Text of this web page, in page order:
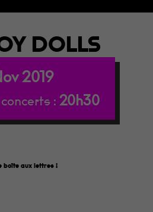
DOLLS
2019
: 20h30
boîte aux lettres !